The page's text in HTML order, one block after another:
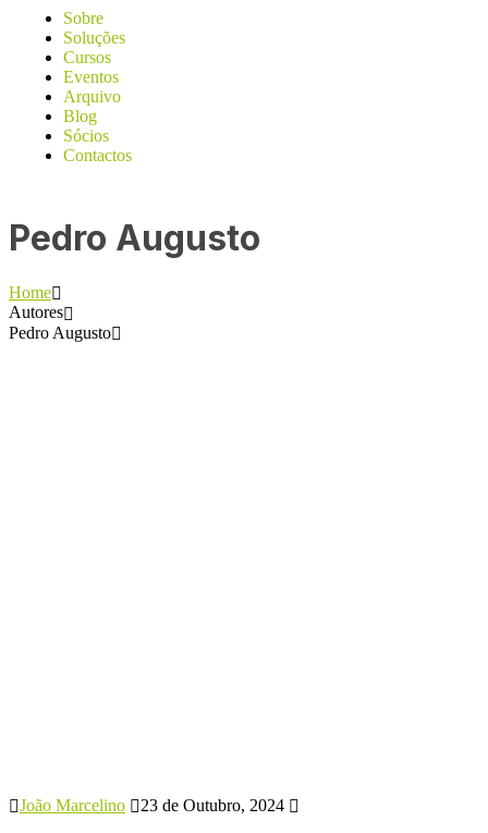
Sobre
Soluções
Cursos
Eventos
Arquivo
Blog
Sócios
Contactos
Pedro Augusto
Home
Autores
Pedro Augusto
João Marcelino 23 de Outubro, 2024